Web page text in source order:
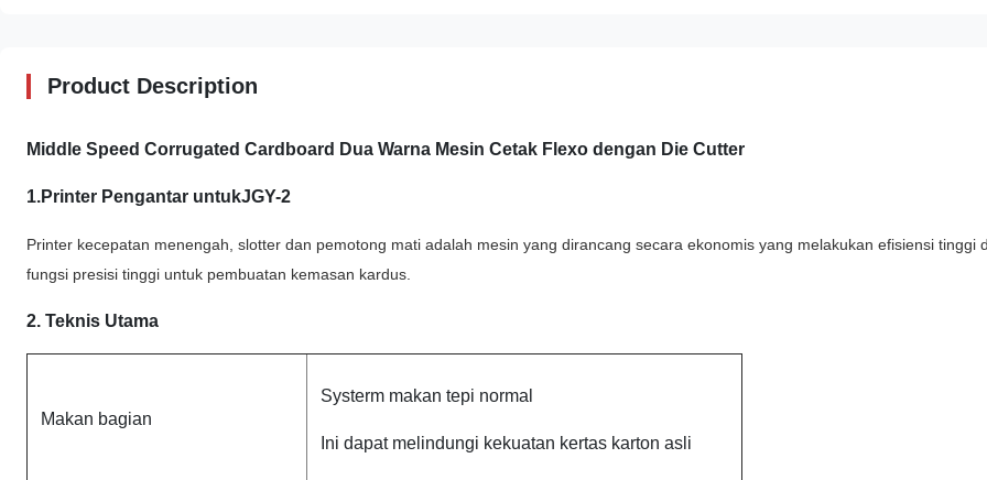
Product Description
Middle Speed ​​Corrugated Cardboard Dua Warna Mesin Cetak Flexo dengan Die Cutter
1.Printer Pengantar untukJGY-2
Printer kecepatan menengah, slotter dan pemotong mati adalah mesin yang dirancang secara ekonomis yang melakukan efisiensi tinggi
fungsi presisi tinggi untuk pembuatan kemasan kardus.
2. Teknis Utama
Makan bagian
Systerm makan tepi normal
Ini dapat melindungi kekuatan kertas karton asli